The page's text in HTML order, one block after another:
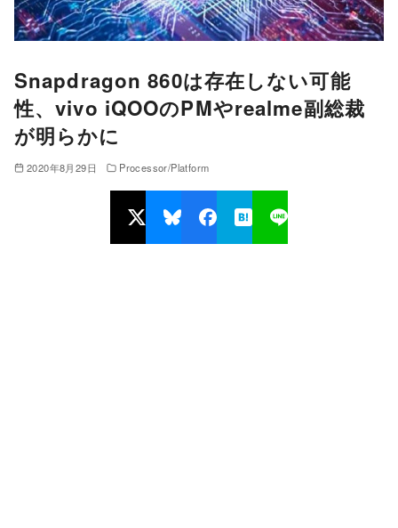
Snapdragon 860は存在しない可能
性、vivo iQOOのPMやrealme副総裁
が明らかに
2020年8月29日 Processor/Platform